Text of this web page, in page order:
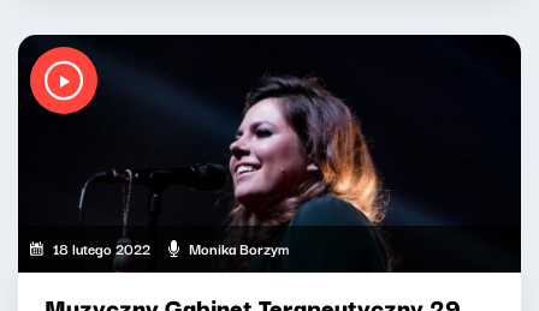
18 lutego 2022 Monika Borzym